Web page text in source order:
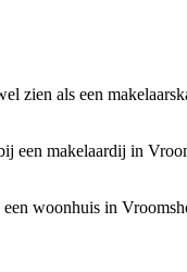
zien als een
een makelaardij in
woonhuis in